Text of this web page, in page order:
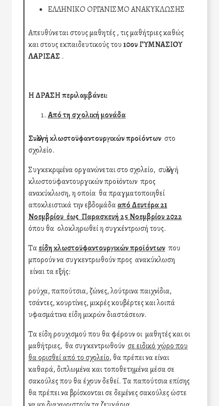
ΕΛΛΗΝΙΚΟ ΟΡΓΑΝΙΣΜΟ ΑΝΑΚΥΚΛΩΣΗΣ
Απευθύνεται στους μαθητές , τις μαθήτριες καθώς
και στους εκπαιδευτικούς του10ου ΓΥΜΝΑΣΙΟΥ
ΛΑΡΙΣΑΣ .
Η ΔΡΑΣΗ περιλαμβάνει:
Από τη σχολική μονάδα
Συλλογή κλωστοϋφαντουργικών προϊόντων στο
σχολείο.
Συγκεκριμένα οργανώνεται στο σχολείο, συλλογή
κλωστοϋφαντουργικών προϊόντων προς
ανακύκλωση, η οποία θα πραγματοποιηθεί
αποκλειστικά την εβδομάδααπό Δευτέρα 21
Νοεμβρίου έως Παρασκευή 25 Νοεμβρίου 2022
όπου θα ολοκληρωθεί η συγκέντρωσή τους.
Ταείδη κλωστοϋφαντουργικών προϊόντων που
μπορούν να συγκεντρωθούν προς ανακύκλωση
είναι τα εξής:
ρούχα, παπούτσια, ζώνες, λούτρινα παιχνίδια,
τσάντες, κουρτίνες, μικρές κουβέρτες και λοιπά
υφασμάτινα είδη μικρών διαστάσεων.
Τα είδη ρουχισμού που θα φέρουν οι μαθητές και οι
μαθήτριες, θα συγκεντρωθούν σε ειδικό χώρο που
θα ορισθεί από το σχολείο, θα πρέπει να είναι
καθαρά, διπλωμένα και τοποθετημένα μέσα σε
σακούλες που θα έχουν δεθεί. Τα παπούτσια επίσης
θα πρέπει να βρίσκονται σε δεμένες σακούλες ώστε